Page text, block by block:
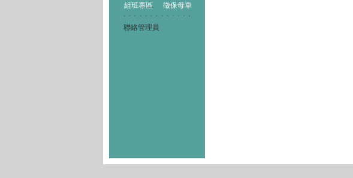
組班專區
徵保母車
聯絡管理員